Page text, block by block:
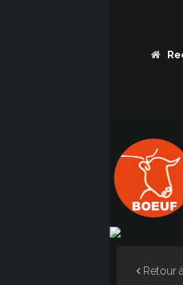
Retour